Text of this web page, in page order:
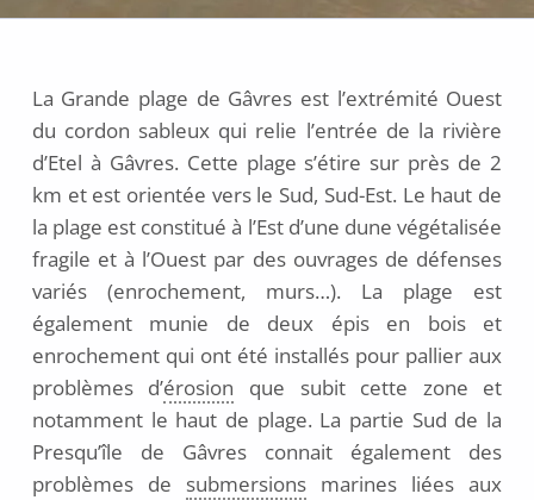
La Grande plage de Gâvres est l’extrémité Ouest
du cordon sableux qui relie l’entrée de la rivière
d’Etel à Gâvres. Cette plage s’étire sur près de 2
km et est orientée vers le Sud, Sud-Est. Le haut de
la plage est constitué à l’Est d’une dune végétalisée
fragile et à l’Ouest par des ouvrages de défenses
variés (enrochement, murs…). La plage est
également munie de deux épis en bois et
enrochement qui ont été installés pour pallier aux
problèmes d’érosion que subit cette zone et
notamment le haut de plage. La partie Sud de la
Presqu’île de Gâvres connait également des
problèmes de submersionsmarines liées aux